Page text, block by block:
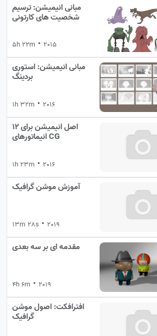
مبانی انیمیشن: ترسیم
شخصیت های کارتونی
5h 22m •2015
مبانی انیمیشن: استوری
بردینگ
1h 32m •2016
12 اصل انیمیشن برای
انیماتورهای CG
1h 23m •2016
آموزش موشن گرافیک
13m 28s •2019
مقدمه ای بر سه بعدی
4h 6m •2019
افترافکت: اصول موشن
گرافیک